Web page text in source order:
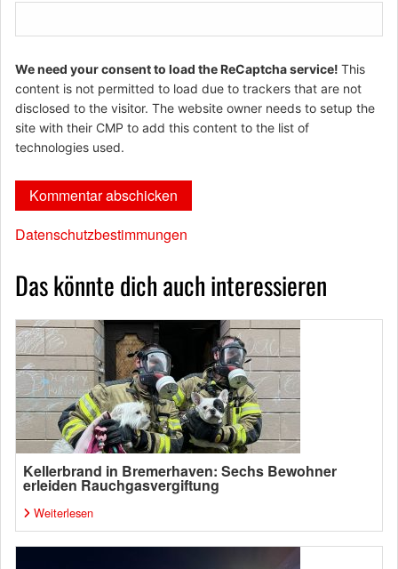
We need your consent to load the ReCaptcha service! This
content is not permitted to load due to trackers that are not
disclosed to the visitor. The website owner needs to setup the
site with their CMP to add this content to the list of
technologies used.
Datenschutzbestimmungen
Das könnte dich auch interessieren
Kellerbrand in Bremerhaven: Sechs Bewohner
erleiden Rauchgasvergiftung
Weiterlesen